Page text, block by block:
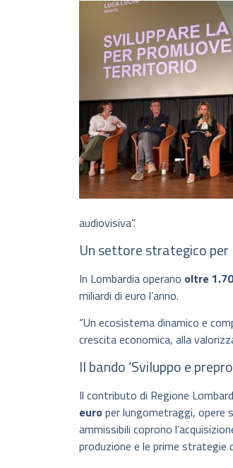
audiovisiva”.
Un settore strategico per
In Lombardia operano oltre
miliardi di euro l’anno.
“Un ecosistema dinamico e
crescita economica, alla
Il bando ‘Sviluppo e
Il contributo di Regione
euro per lungometraggi, opere
ammissibili coprono
produzione e le prime strategie